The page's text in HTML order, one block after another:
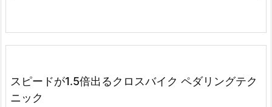
スピードが1.5倍出るクロスバイク ペダリングテク
ニック